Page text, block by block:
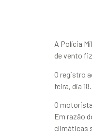
A Polícia
de vento
O registro
feira, dia 18.
O
Em razão
climáticas